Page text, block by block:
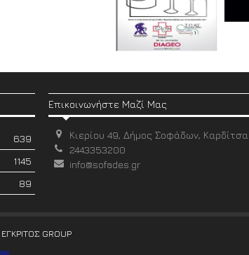
639
1145
89
Επικοινωνήστε Μαζί Μας
Κιερίου 49, Δήμος Σοφάδων, Καρδίτσα
2443353200
info@sofades.gr
ΕΓΚΡΙΤΟΣ GROUP